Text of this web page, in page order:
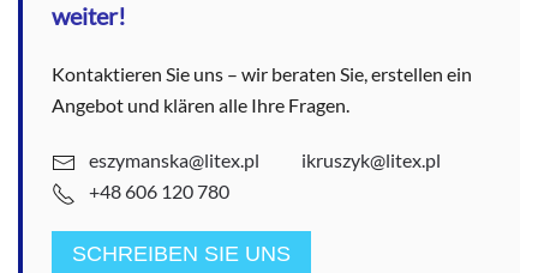
weiter!
Kontaktieren Sie uns – wir beraten Sie, erstellen ein
Angebot und klären alle Ihre Fragen.
eszymanska@litex.pl
ikruszyk@litex.pl
+48 606 120 780
SCHREIBEN SIE UNS